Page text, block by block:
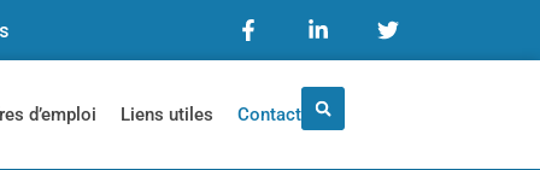
d’emploi Liens utiles Contact